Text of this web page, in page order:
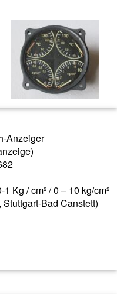
Anzeiger
Kg / cm² / 0 – 10 kg/cm²
Bad Canstett)